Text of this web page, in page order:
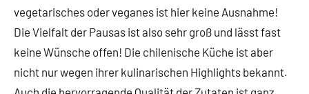
vegetarisches oder veganes ist hier keine Ausnahme!
Die Vielfalt der Pausas ist also sehr groß und lässt fast
keine Wünsche offen! Die chilenische Küche ist aber
nicht nur wegen ihrer kulinarischen Highlights bekannt.